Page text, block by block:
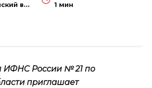
Красносулинский вестник 1 мин
России № 21 по
приглашает